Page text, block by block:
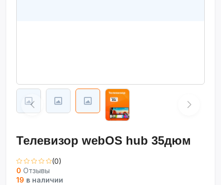
Телевизор webOS hub 35дюм
(0)
0 Отзывы
19 в наличии